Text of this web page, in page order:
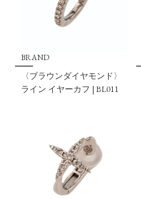
BRAND
〈ブラウンダイヤモンド〉
ライン イヤーカフ | BL011